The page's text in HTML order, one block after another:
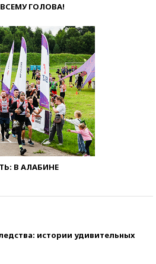
ГОЛОВА!
В АЛАБИНЕ
истории удивительных